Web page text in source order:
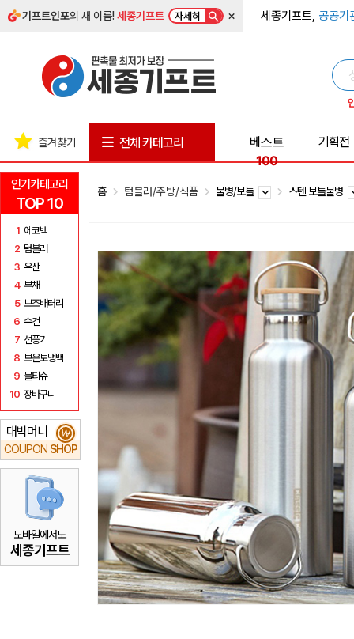
기프트인포의 새 이름!세종기프트 자세히 × 세종기프트, 공공기
인기카테고리
TOP 10
1 에코백
2 텀블러
3 우산
4 부채
5 보조배터리
6 수건
7 선풍기
8 보온보냉백
9 물티슈
10 장바구니
대박머니
COUPON SHOP
₩
모바일에서도
세종기프트
즐겨찾기 전체 카테고리
베스트
100
기획전
홈 텀블러/주방/식품 물병/보틀 스텐 보틀물병